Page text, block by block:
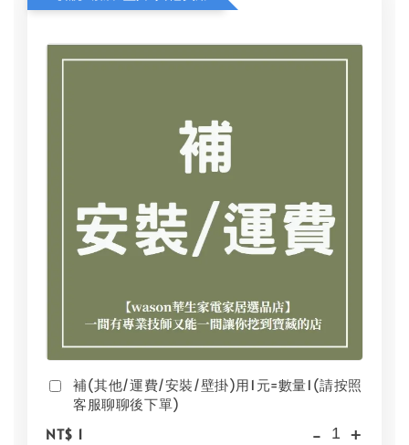
補(其他/運費/安裝/壁掛)用1元=數量1(請按照
客服聊聊後下單)
NT$ 1
- +